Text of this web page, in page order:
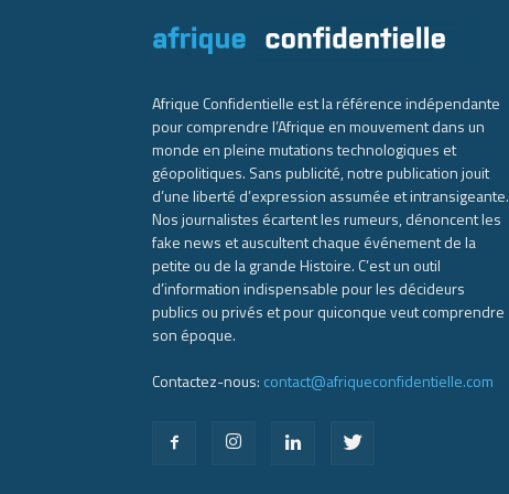
Afrique Confidentielle est la référence indépendante
pour comprendre l’Afrique en mouvement dans un
monde en pleine mutations technologiques et
géopolitiques. Sans publicité, notre publication jouit
d’une liberté d’expression assumée et intransigeante.
Nos journalistes écartent les rumeurs, dénoncent les
fake news et auscultent chaque événement de la
petite ou de la grande Histoire. C’est un outil
d’information indispensable pour les décideurs
publics ou privés et pour quiconque veut comprendre
son époque.
Contactez-nous: contact@afriqueconfidentielle.com